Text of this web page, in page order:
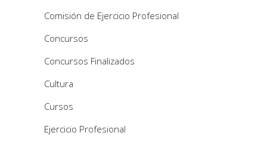
Comisión de Ejercicio Profesional
Concursos
Concursos Finalizados
Cultura
Cursos
Ejercicio Profesional